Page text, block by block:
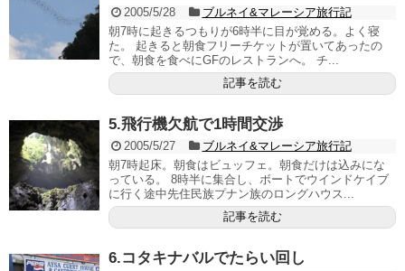
2005/5/28
ブルネイ&マレーシア旅行記
朝7時に起きるつもりが6時半に目が覚める。よく寝
た。 起きると朝食フリーチケットが置いてあったの
で、朝食を食べにGFのレストランへ。 チ...
記事を読む
5.飛行機欠航で1時間交渉
2005/5/27
ブルネイ&マレーシア旅行記
朝7時起床。朝食はビュッフェ。朝食だけは込みにな
っている。 8時半に集合し、ボートでウインドケイブ
に行く途中先住民族プナン族のロングハウス...
記事を読む
6.コタキナバルでたらい回し